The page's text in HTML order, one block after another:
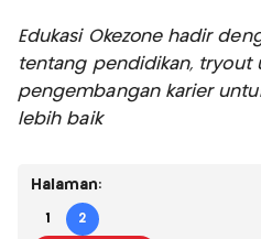
Edukasi Okezone hadir
tentang pendidikan, tryout
pengembangan karier
lebih baik
Halaman:
1 2